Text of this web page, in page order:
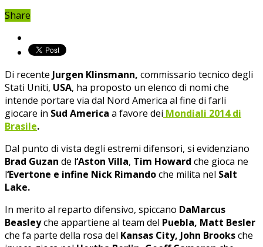
Share
Di recente Jurgen Klinsmann, commissario tecnico degli
Stati Uniti, USA, ha proposto un elenco di nomi che
intende portare via dal Nord America al fine di farli
giocare in Sud America a favore dei Mondiali 2014 di
Brasile.
Dal punto di vista degli estremi difensori, si evidenziano
Brad Guzan de l‘Aston Villa, Tim Howard che gioca ne
l‘Evertone e infine Nick Rimandoche milita nel Salt
Lake.
In merito al reparto difensivo, spiccano DaMarcus
Beasleyche appartiene al team del Puebla, Matt Besler
che fa parte della rosa del Kansas City, John Brooksche